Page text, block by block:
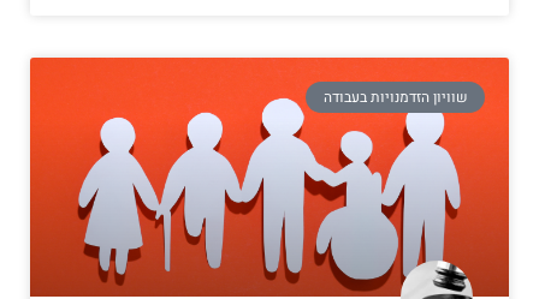
שוויון הזדמנויות בעבודה